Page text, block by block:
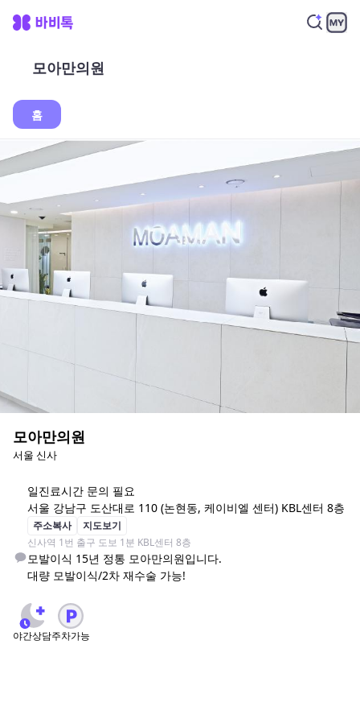
모아만의원
홈
모아만의원
서울 신사
일진료시간 문의 필요
서울 강남구 도산대로 110 (논현동, 케이비엘 센터) KBL센터 8층
주소복사
지도보기
신사역 1번 출구 도보 1분 KBL센터 8층
모발이식 15년 정통 모아만의원입니다.
대량 모발이식/2차 재수술 가능!
야간상담주차가능